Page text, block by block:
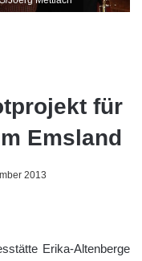
für
Emsland
2013
Erika-Altenberge